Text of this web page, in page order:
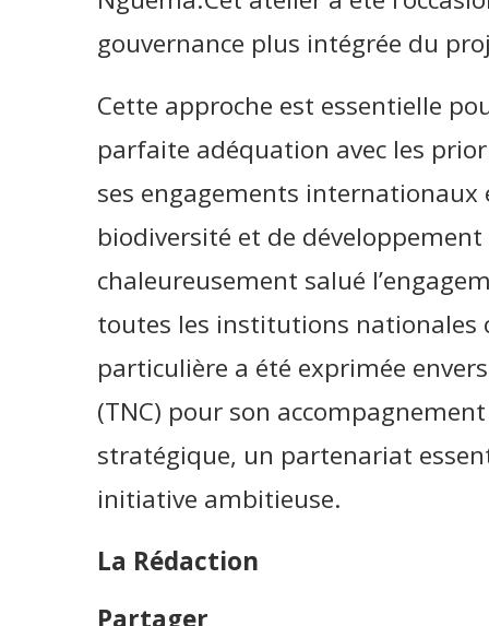
gouvernance plus intégrée du
Cette approche est essentielle
parfaite adéquation avec les
ses engagements
biodiversité et de
chaleureusement salué
toutes les institutions nationales
particulière a été exprimée
(TNC) pour son
stratégique, un partenariat
initiative ambitieuse.
La Rédaction
Partager